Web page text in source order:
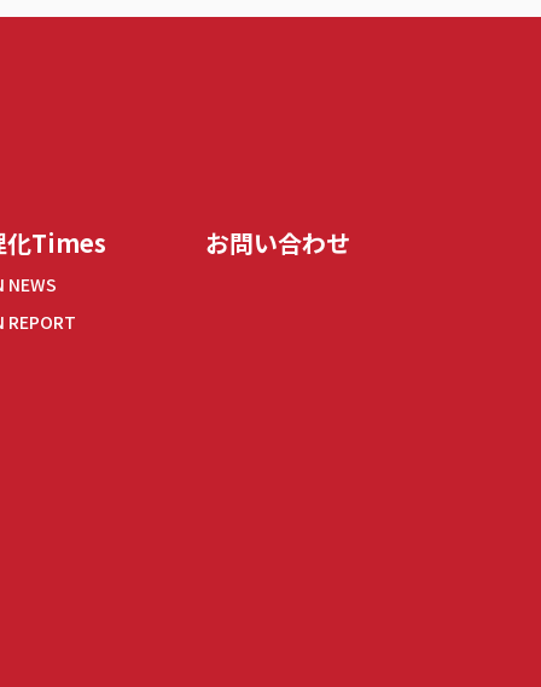
化Times
NEWS
REPORT
お問い合わせ